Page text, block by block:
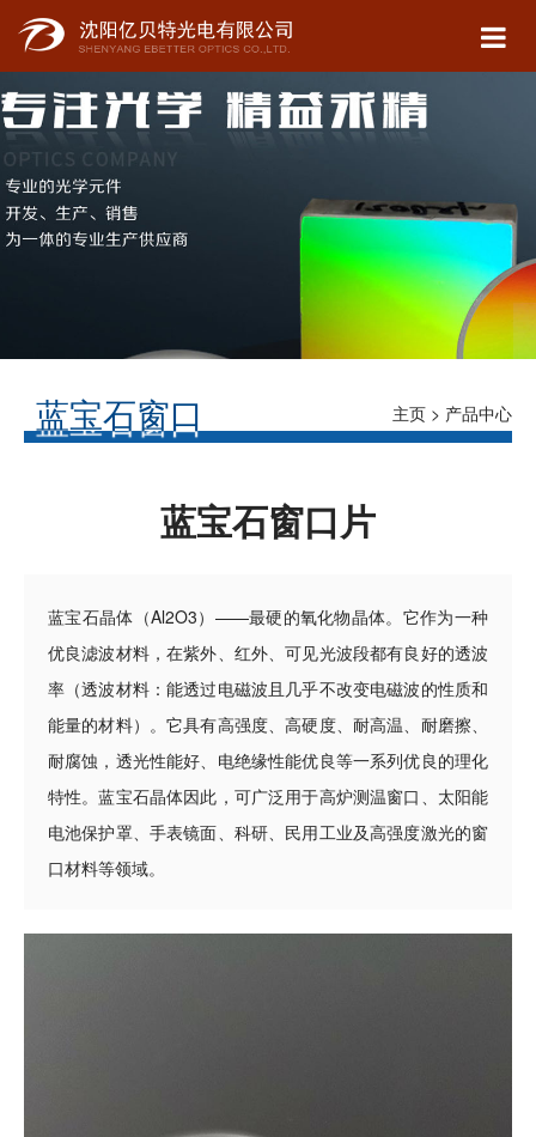
蓝宝石窗口 主页 > 产品中心
蓝宝石窗口片
蓝宝石晶体（Al2O3）——最硬的氧化物晶体。它作为一种
优良滤波材料，在紫外、红外、可见光波段都有良好的透波
率（透波材料：能透过电磁波且几乎不改变电磁波的性质和
能量的材料）。它具有高强度、高硬度、耐高温、耐磨擦、
耐腐蚀，透光性能好、电绝缘性能优良等一系列优良的理化
特性。蓝宝石晶体因此，可广泛用于高炉测温窗口、太阳能
电池保护罩、手表镜面、科研、民用工业及高强度激光的窗
口材料等领域。